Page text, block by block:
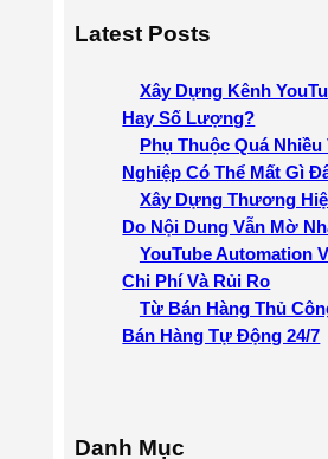
r
Latest Posts
Xây Dựng Kênh
Hay Số Lượng?
Phụ Thuộc Quá Nhiều
Nghiệp Có Thể Mất Gì
Xây Dựng Thương
Do Nội Dung Vẫn Mờ
YouTube Automation
Chi Phí Và Rủi Ro
Từ Bán Hàng Thủ
Bán Hàng Tự Động 24/7
Danh Mục